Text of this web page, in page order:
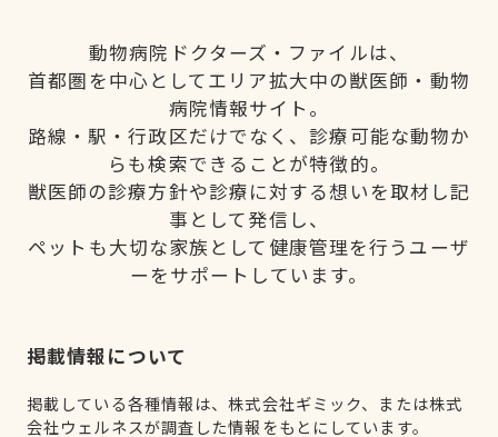
動物病院ドクターズ・ファイルは、
首都圏を中心としてエリア拡大中の獣医師・動物
病院情報サイト。
路線・駅・行政区だけでなく、診療可能な動物か
らも検索できることが特徴的。
獣医師の診療方針や診療に対する想いを取材し記
事として発信し、
ペットも大切な家族として健康管理を行うユーザ
ーをサポートしています。
掲載情報について
掲載している各種情報は、株式会社ギミック、または株式
会社ウェルネスが調査した情報をもとにしています。